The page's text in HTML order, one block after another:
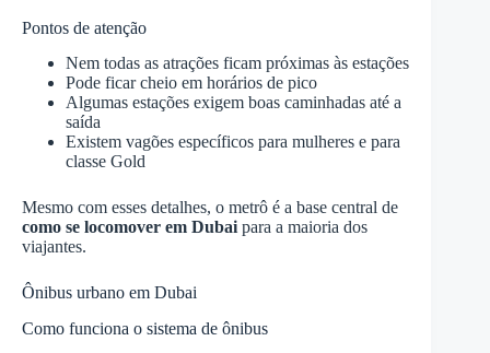
Pontos de atenção
Nem todas as atrações ficam próximas às estações
Pode ficar cheio em horários de pico
Algumas estações exigem boas caminhadas até a
saída
Existem vagões específicos para mulheres e para
classe Gold
Mesmo com esses detalhes, o metrô é a base central de
como se locomover em Dubai para a maioria dos
viajantes.
Ônibus urbano em Dubai
Como funciona o sistema de ônibus